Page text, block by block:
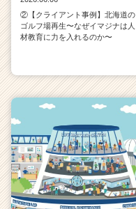
②【クライアント事例】北海道の
ゴルフ場再生〜なぜイマジナは人
材教育に力を入れるのか〜